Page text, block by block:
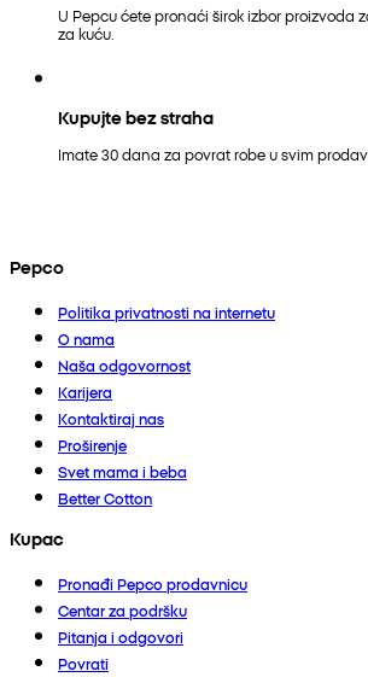
U Pepcu ćete pronaći širok izbor proizvoda
za kuću.
Kupujte bez straha
Imate 30 dana za povrat robe u svim
Pepco
Politika privatnosti na internetu
O nama
Naša odgovornost
Karijera
Kontaktiraj nas
Proširenje
Svet mama i beba
Better Cotton
Kupac
Pronađi Pepco prodavnicu
Centar za podršku
Pitanja i odgovori
Povrati